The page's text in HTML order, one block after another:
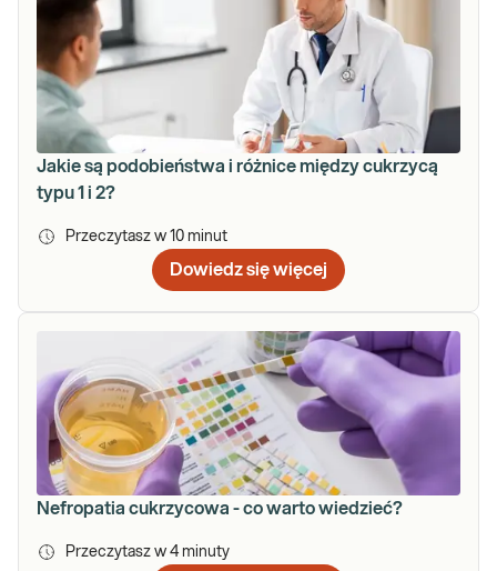
Jakie są podobieństwa i różnice między cukrzycą
typu 1 i 2?
Przeczytasz w 10 minut
Dowiedz się więcej
Nefropatia cukrzycowa - co warto wiedzieć?
Przeczytasz w 4 minuty